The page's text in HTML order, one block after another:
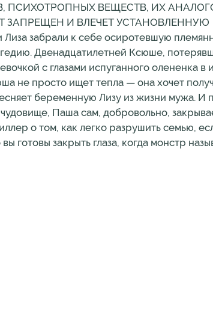
ПСИХОТРОПНЫХ ВЕЩЕСТВ, ИХ
И ВЛЕЧЕТ УСТАНОВЛЕННУЮ
забрали к себе осиротевшую
Двенадцатилетней Ксюше,
с глазами испуганного олененка в
не просто ищет тепла — она хочет
беременную Лизу из жизни мужа. И
Паша сам, добровольно,
о том, как легко разрушить семью,
готовы закрыть глаза, когда монстр